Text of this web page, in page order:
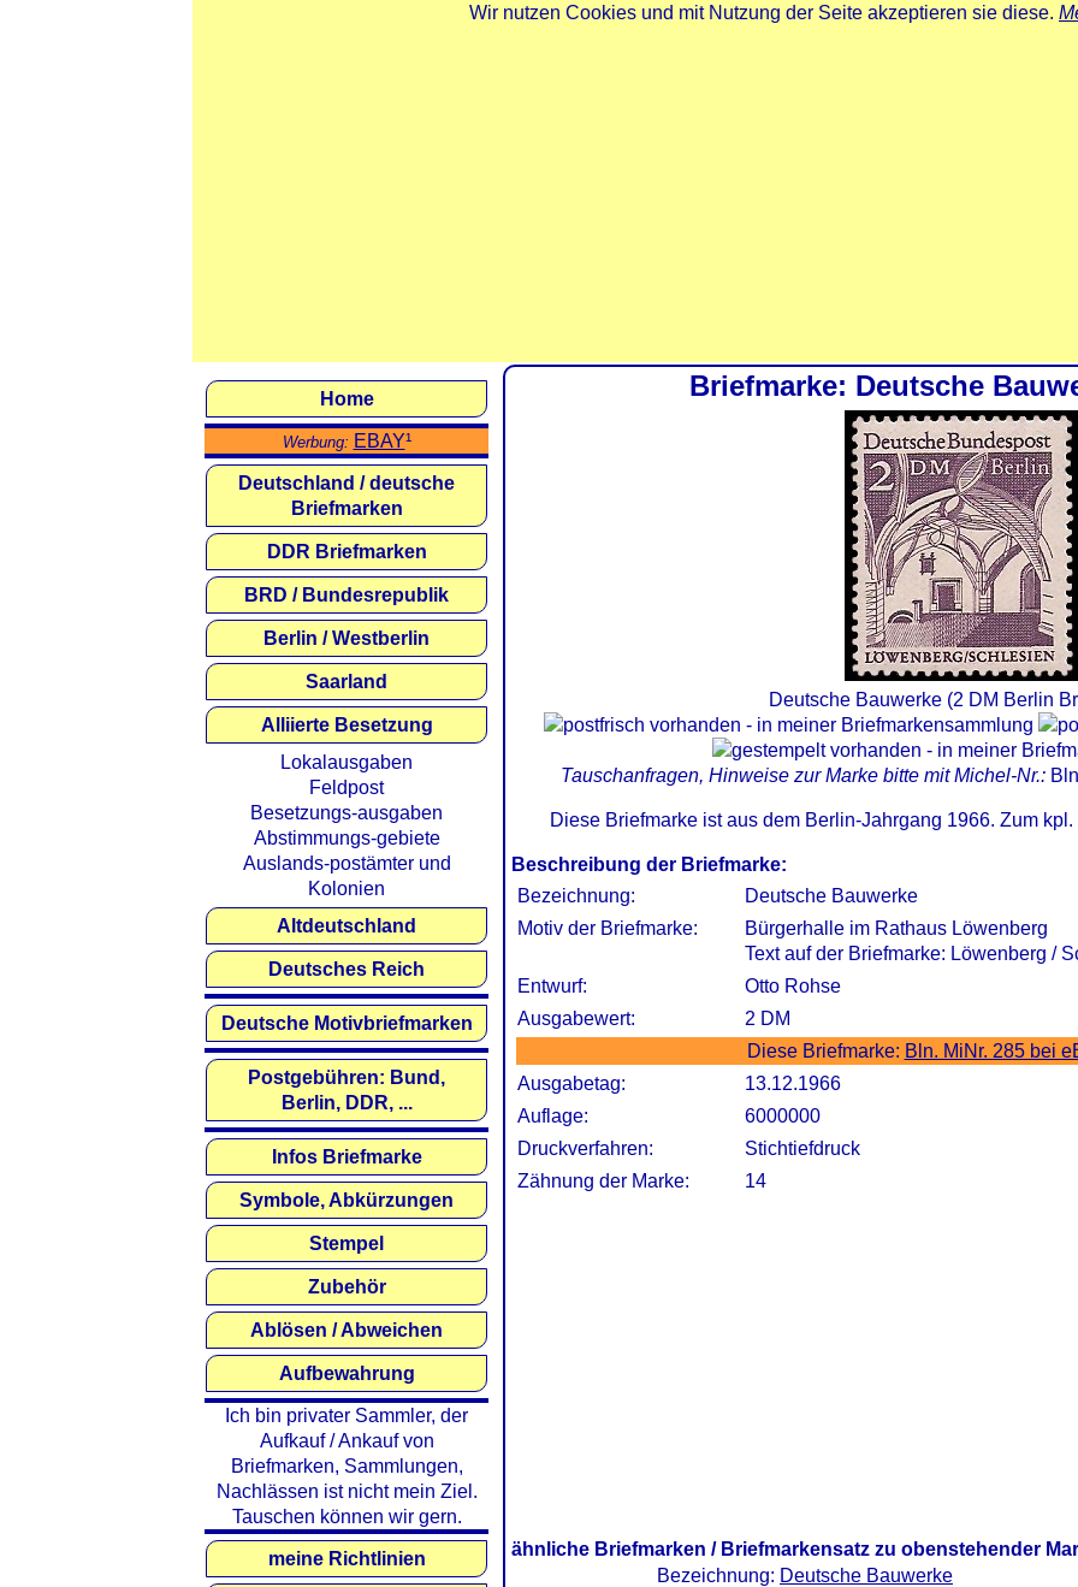
Wir nutzen Cookies und mit Nutzung der Seite akzeptieren sie diese.
Briefmarke: Deutsche
Deutsche Bauwerke (2 DM Berlin
Tauschanfragen, Hinweise zur Marke bitte mit Michel-Nr.:
Diese Briefmarke ist aus dem Berlin-Jahrgang 1966. Zum
Beschreibung der Briefmarke:
Bezeichnung:
Deutsche Bauwerke
Motiv der Briefmarke:
Bürgerhalle im Rathaus Löwenberg
Text auf der Briefmarke: Löwenberg /
Entwurf:
Otto Rohse
Ausgabewert:
2 DM
Diese Briefmarke: Bln. MiNr. 285 bei
Ausgabetag:
13.12.1966
Auflage:
6000000
Druckverfahren:
Stichtiefdruck
Zähnung der Marke:
14
ähnliche Briefmarken / Briefmarkensatz zu obenstehender
Bezeichnung: Deutsche Bauwerke
Home
Werbung: EBAY¹
Deutschland / deutsche
Briefmarken
DDR Briefmarken
BRD / Bundesrepublik
Berlin / Westberlin
Saarland
Alliierte Besetzung
Lokalausgaben
Feldpost
Besetzungs-ausgaben
Abstimmungs-gebiete
Auslands-postämter und
Kolonien
Altdeutschland
Deutsches Reich
Deutsche Motivbriefmarken
Postgebühren: Bund,
Berlin, DDR, ...
Infos Briefmarke
Symbole, Abkürzungen
Stempel
Zubehör
Ablösen / Abweichen
Aufbewahrung
Ich bin privater Sammler, der
Aufkauf / Ankauf von
Briefmarken, Sammlungen,
Nachlässen ist nicht mein Ziel.
Tauschen können wir gern.
meine Richtlinien